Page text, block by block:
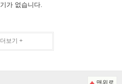
가 없습니다.
더보기 +
맨위로